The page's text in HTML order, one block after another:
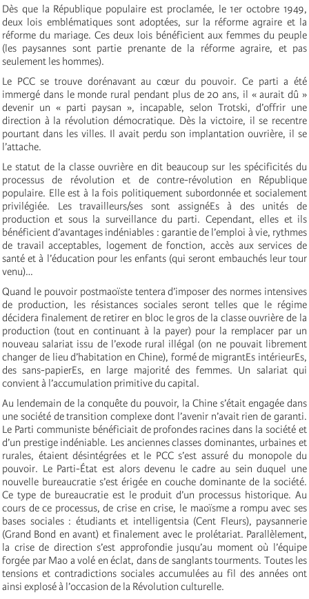
Dès que la République populaire est proclamée, le 1er octobre 1949,
deux lois emblématiques sont adoptées, sur la réforme agraire et la
réforme du mariage. Ces deux lois bénéficient aux femmes du peuple
(les paysannes sont partie prenante de la réforme agraire, et pas
seulement les hommes).
Le PCC se trouve dorénavant au cœur du pouvoir. Ce parti a été
immergé dans le monde rural pendant plus de 20 ans, il « aurait dû »
devenir un « parti paysan », incapable, selon Trotski, d’offrir une
direction à la révolution démocratique. Dès la victoire, il se recentre
pourtant dans les villes. Il avait perdu son implantation ouvrière, il se
l’attache.
Le statut de la classe ouvrière en dit beaucoup sur les spécificités du
processus de révolution et de contre-révolution en République
populaire. Elle est à la fois politiquement subordonnée et socialement
privilégiée. Les travailleurs/ses sont assignéEs à des unités de
production et sous la surveillance du parti. Cependant, elles et ils
bénéficient d’avantages indéniables : garantie de l’emploi à vie, rythmes
de travail acceptables, logement de fonction, accès aux services de
santé et à l’éducation pour les enfants (qui seront embauchés leur tour
venu)…
Quand le pouvoir postmaoïste tentera d’imposer des normes intensives
de production, les résistances sociales seront telles que le régime
décidera finalement de retirer en bloc le gros de la classe ouvrière de la
production (tout en continuant à la payer) pour la remplacer par un
nouveau salariat issu de l’exode rural illégal (on ne pouvait librement
changer de lieu d’habitation en Chine), formé de migrantEs intérieurEs,
des sans-papierEs, en large majorité des femmes. Un salariat qui
convient à l’accumulation primitive du capital.
Au lendemain de la conquête du pouvoir, la Chine s’était engagée dans
une société de transition complexe dont l’avenir n’avait rien de garanti.
Le Parti communiste bénéficiait de profondes racines dans la société et
d’un prestige indéniable. Les anciennes classes dominantes, urbaines et
rurales, étaient désintégrées et le PCC s’est assuré du monopole du
pouvoir. Le Parti-État est alors devenu le cadre au sein duquel une
nouvelle bureaucratie s’est érigée en couche dominante de la société.
Ce type de bureaucratie est le produit d’un processus historique. Au
cours de ce processus, de crise en crise, le maoïsme a rompu avec ses
bases sociales : étudiants et intelligentsia (Cent Fleurs), paysannerie
(Grand Bond en avant) et finalement avec le prolétariat. Parallèlement,
la crise de direction s’est approfondie jusqu’au moment où l’équipe
forgée par Mao a volé en éclat, dans de sanglants tourments. Toutes les
tensions et contradictions sociales accumulées au fil des années ont
ainsi explosé à l’occasion de la Révolution culturelle.